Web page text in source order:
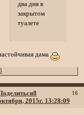
два дня в
закрытом
туалете
дама
16
8
2015г. 13:28:09